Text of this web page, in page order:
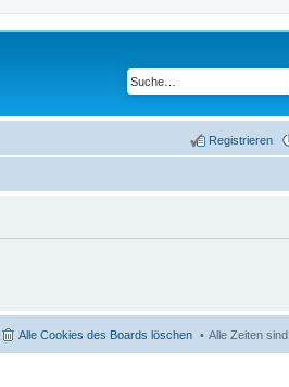
Registrieren
Alle Zeiten sind
Alle Cookies des Boards löschen